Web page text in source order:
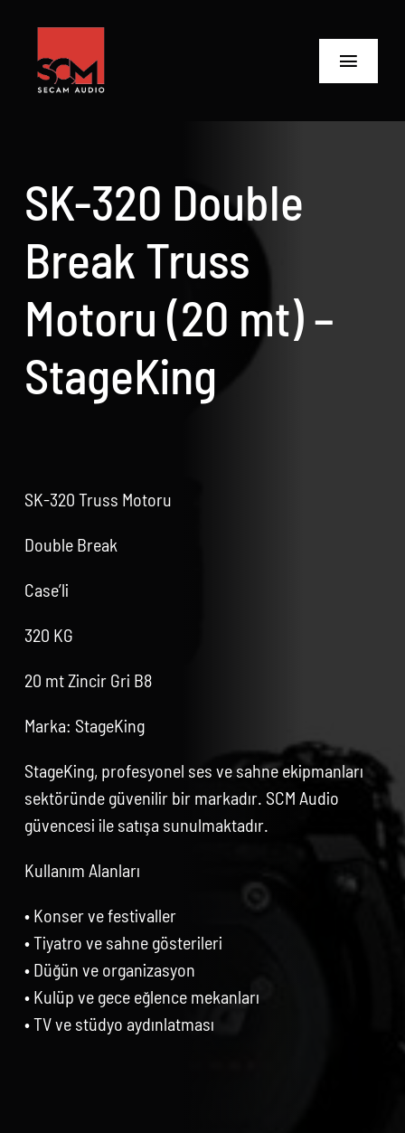
content
Toggle
Biz Kimiz
Neler Yaptık
Neler Yapıyoruz?
İletişime Geç
SK-320 Double
Break Truss
Motoru (20 mt) –
StageKing
SK-320 Truss Motoru
Double Break
Case’li
320 KG
20 mt Zincir Gri B8
Marka: StageKing
StageKing, profesyonel ses ve sahne ekipmanları
sektöründe güvenilir bir markadır. SCM Audio
güvencesi ile satışa sunulmaktadır.
Kullanım Alanları
• Konser ve festivaller
• Tiyatro ve sahne gösterileri
• Düğün ve organizasyon
• Kulüp ve gece eğlence mekanları
• TV ve stüdyo aydınlatması